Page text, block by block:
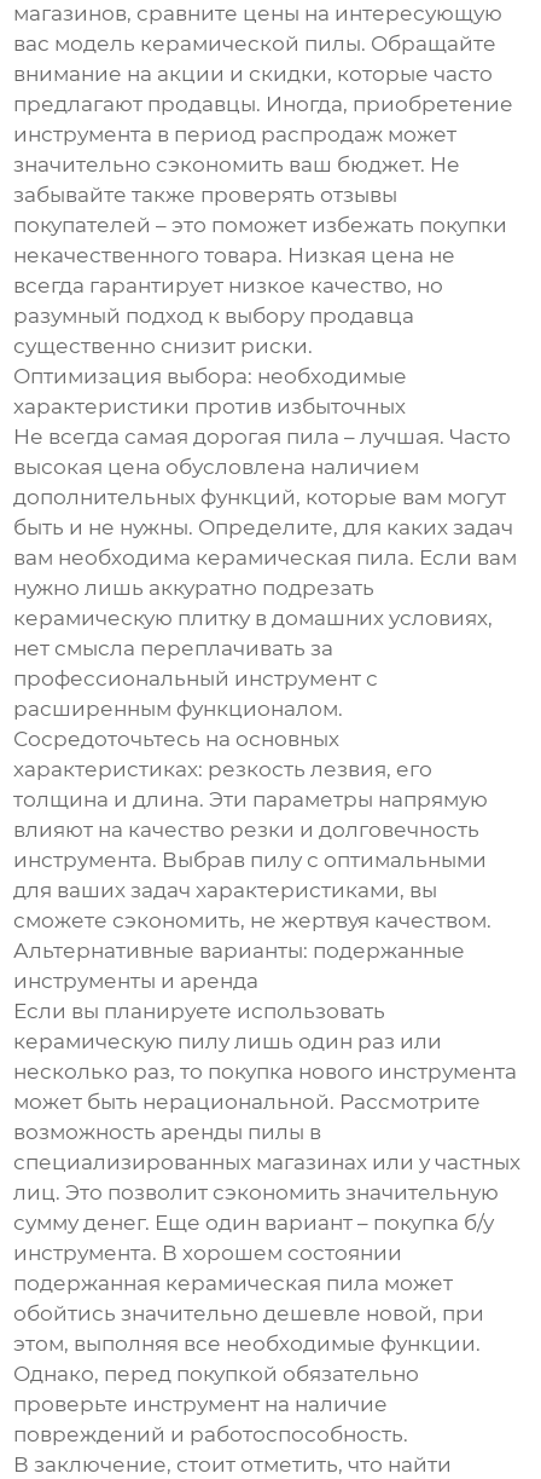
магазинов, сравните цены на интересующую
вас модель керамической пилы. Обращайте
внимание на акции и скидки, которые часто
предлагают продавцы. Иногда, приобретение
инструмента в период распродаж может
значительно сэкономить ваш бюджет. Не
забывайте также проверять отзывы
покупателей – это поможет избежать покупки
некачественного товара. Низкая цена не
всегда гарантирует низкое качество, но
разумный подход к выбору продавца
существенно снизит риски.
Оптимизация выбора: необходимые
характеристики против избыточных
Не всегда самая дорогая пила – лучшая. Часто
высокая цена обусловлена наличием
дополнительных функций, которые вам могут
быть и не нужны. Определите, для каких задач
вам необходима керамическая пила. Если вам
нужно лишь аккуратно подрезать
керамическую плитку в домашних условиях,
нет смысла переплачивать за
профессиональный инструмент с
расширенным функционалом.
Сосредоточьтесь на основных
характеристиках: резкость лезвия, его
толщина и длина. Эти параметры напрямую
влияют на качество резки и долговечность
инструмента. Выбрав пилу с оптимальными
для ваших задач характеристиками, вы
сможете сэкономить, не жертвуя качеством.
Альтернативные варианты: подержанные
инструменты и аренда
Если вы планируете использовать
керамическую пилу лишь один раз или
несколько раз, то покупка нового инструмента
может быть нерациональной. Рассмотрите
возможность аренды пилы в
специализированных магазинах или у частных
лиц. Это позволит сэкономить значительную
сумму денег. Еще один вариант – покупка б/у
инструмента. В хорошем состоянии
подержанная керамическая пила может
обойтись значительно дешевле новой, при
этом, выполняя все необходимые функции.
Однако, перед покупкой обязательно
проверьте инструмент на наличие
повреждений и работоспособность.
В заключение, стоит отметить, что найти